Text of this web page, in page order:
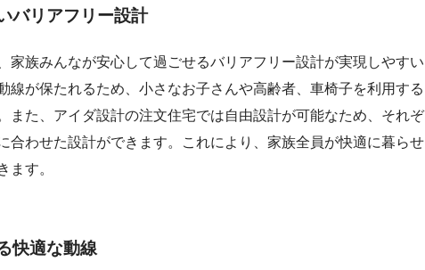
バリアフリー設計
族みんなが安心して過ごせるバリアフリー設計が実現しやすい
線が保たれるため、小さなお子さんや高齢者、車椅子を利用する
また、アイダ設計の注文住宅では自由設計が可能なため、それぞ
合わせた設計ができます。これにより、家族全員が快適に暮らせ
ます。
快適な動線